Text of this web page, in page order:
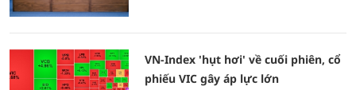
VN-Index 'hụt hơi' về cuối phiên, cổ
phiếu VIC gây áp lực lớn